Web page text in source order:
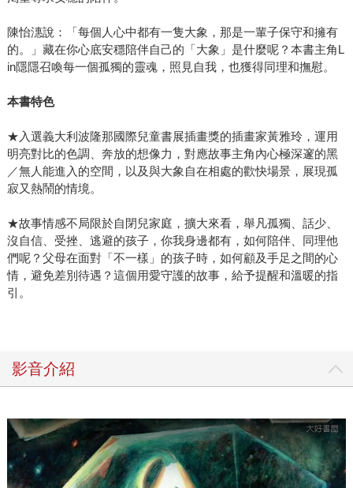
陳怡潓說：「每個人心中都有一隻大象，那是一輩子保守和擁有
的。」藏在你心底安穩陪伴自己的「大象」是什麼呢？本書主角L
in隱隱召喚每一個孤獨的靈魂，照見自我，也獲得同理和撫慰。
本書特色
★入選義大利波隆那國際兒童書展插畫獎的插畫家黃雅玲，運用
明亮對比的色調、奔放的想像力，對應故事主角內心極深邃的黑
／無人能進入的空間，以及與大象自在相處的歡快場景，展現孤
寂又熱鬧的情境。
★故事情感不局限於自閉兒家庭，擴大來看，舉凡孤獨、話少、
沒自信、受挫、逃避的孩子，你我身邊都有，如何陪伴、同理他
們呢？父母在面對「不一樣」的孩子時，如何顧及手足之間的心
情，避免差別待遇？這個用愛守護的故事，給予提醒和溫暖的指
引。
影音介紹